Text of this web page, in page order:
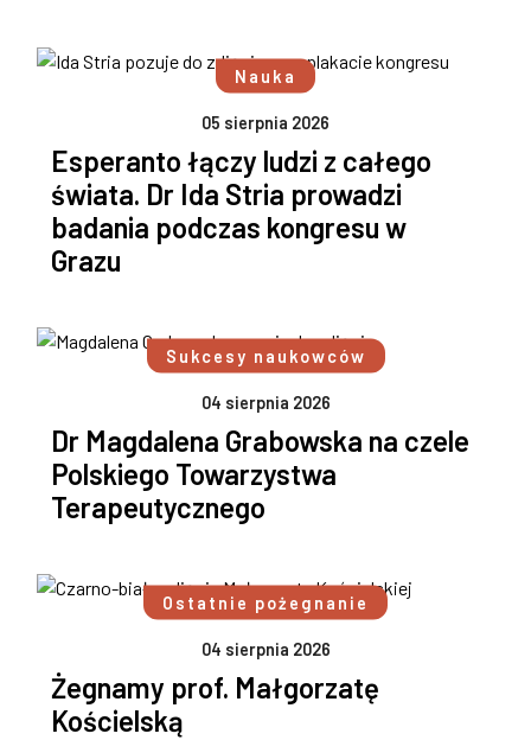
Nauka
05 sierpnia 2026
Esperanto łączy ludzi z całego
świata. Dr Ida Stria prowadzi
badania podczas kongresu w
Grazu
Sukcesy naukowców
04 sierpnia 2026
Dr Magdalena Grabowska na czele
Polskiego Towarzystwa
Terapeutycznego
Ostatnie pożegnanie
04 sierpnia 2026
Żegnamy prof. Małgorzatę
Kościelską